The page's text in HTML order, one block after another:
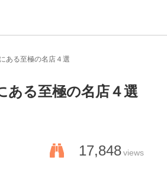
ある至極の名店４選
ある至極の名店４選
17,848views